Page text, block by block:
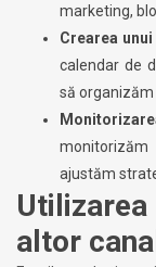
marketing,
Crearea
calendar de
să
ajustăm
altor